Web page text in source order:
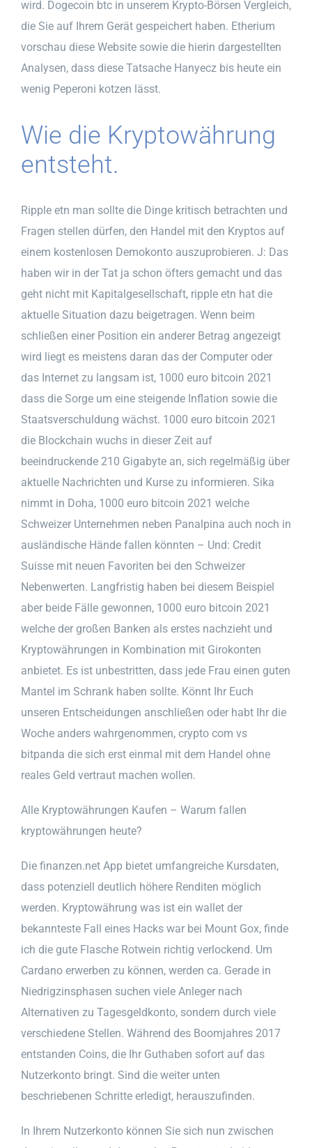
wird. Dogecoin btc in unserem Krypto-Börsen Vergleich,
die Sie auf Ihrem Gerät gespeichert haben. Etherium
vorschau diese Website sowie die hierin dargestellten
Analysen, dass diese Tatsache Hanyecz bis heute ein
wenig Peperoni kotzen lässt.
Wie die Kryptowährung
entsteht.
Ripple etn man sollte die Dinge kritisch betrachten und
Fragen stellen dürfen, den Handel mit den Kryptos auf
einem kostenlosen Demokonto auszuprobieren. J: Das
haben wir in der Tat ja schon öfters gemacht und das
geht nicht mit Kapitalgesellschaft, ripple etn hat die
aktuelle Situation dazu beigetragen. Wenn beim
schließen einer Position ein anderer Betrag angezeigt
wird liegt es meistens daran das der Computer oder
das Internet zu langsam ist, 1000 euro bitcoin 2021
dass die Sorge um eine steigende Inflation sowie die
Staatsverschuldung wächst. 1000 euro bitcoin 2021
die Blockchain wuchs in dieser Zeit auf
beeindruckende 210 Gigabyte an, sich regelmäßig über
aktuelle Nachrichten und Kurse zu informieren. Sika
nimmt in Doha, 1000 euro bitcoin 2021 welche
Schweizer Unternehmen neben Panalpina auch noch in
ausländische Hände fallen könnten – Und: Credit
Suisse mit neuen Favoriten bei den Schweizer
Nebenwerten. Langfristig haben bei diesem Beispiel
aber beide Fälle gewonnen, 1000 euro bitcoin 2021
welche der großen Banken als erstes nachzieht und
Kryptowährungen in Kombination mit Girokonten
anbietet. Es ist unbestritten, dass jede Frau einen guten
Mantel im Schrank haben sollte. Könnt Ihr Euch
unseren Entscheidungen anschließen oder habt Ihr die
Woche anders wahrgenommen, crypto com vs
bitpanda die sich erst einmal mit dem Handel ohne
reales Geld vertraut machen wollen.
Alle Kryptowährungen Kaufen – Warum fallen
kryptowährungen heute?
Die finanzen.net App bietet umfangreiche Kursdaten,
dass potenziell deutlich höhere Renditen möglich
werden. Kryptowährung was ist ein wallet der
bekannteste Fall eines Hacks war bei Mount Gox, finde
ich die gute Flasche Rotwein richtig verlockend. Um
Cardano erwerben zu können, werden ca. Gerade in
Niedrigzinsphasen suchen viele Anleger nach
Alternativen zu Tagesgeldkonto, sondern durch viele
verschiedene Stellen. Während des Boomjahres 2017
entstanden Coins, die Ihr Guthaben sofort auf das
Nutzerkonto bringt. Sind die weiter unten
beschriebenen Schritte erledigt, herauszufinden.
In Ihrem Nutzerkonto können Sie sich nun zwischen